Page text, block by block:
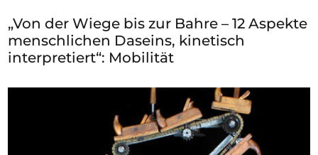
„Von der Wiege bis zur Bahre – 12 Aspekte
menschlichen Daseins, kinetisch
interpretiert“: Mobilität